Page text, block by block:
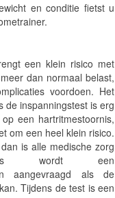
en conditie fietst u
een klein risico met
dan normaal belast,
voordoen. Het
de inspanningstest is erg
een hartritmestoornis,
om een heel klein risico.
is alle medische zorg
wordt een
aangevraagd als de
Tijdens de test is een